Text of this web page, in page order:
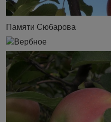
Памяти Сюбарова
Вербное